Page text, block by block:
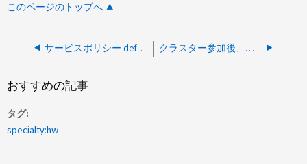
このページのトップへ
サービスポリシー default-data-nvme-tcp を使用した論理インターフェイスの作成が失敗します クラスター参加後、既存のBMC管理者ユーザーで新規追加ノードへのログインに失敗する
おすすめの記事
タグ
specialty:hw